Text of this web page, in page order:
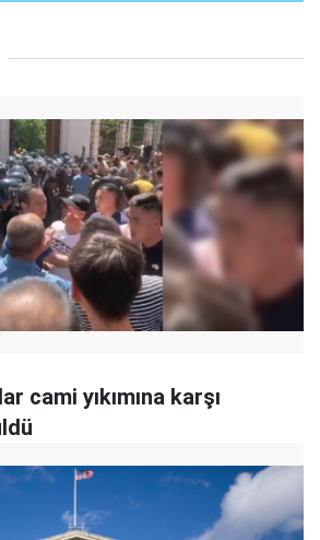
cami yıkımına karşı